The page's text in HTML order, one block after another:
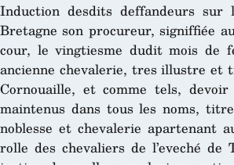
Induction desdits deffandeurs
Bretagne son procureur, signiffiée
cour, le vingtiesme dudit mois de
ancienne chevalerie, tres illustre et
Cornouaille, et comme tels,
maintenus dans tous les noms,
noblesse et chevalerie apartenant
rolle des chevaliers de l’eveché